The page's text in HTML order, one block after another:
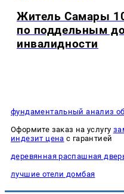
Житель Самары
по поддельным
инвалидности
фундаментальный анализ
Оформите заказ на услугу
индезит цена с гарантией
деревянная распашная
лучшие отели домбая